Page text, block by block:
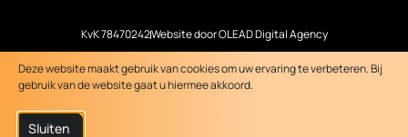
KvK 78470242Website door OLEAD Digital Agency
Deze website maakt gebruik van cookies om uw ervaring te verbeteren. Bij
gebruik van de website gaat u hiermee akkoord.
Sluiten